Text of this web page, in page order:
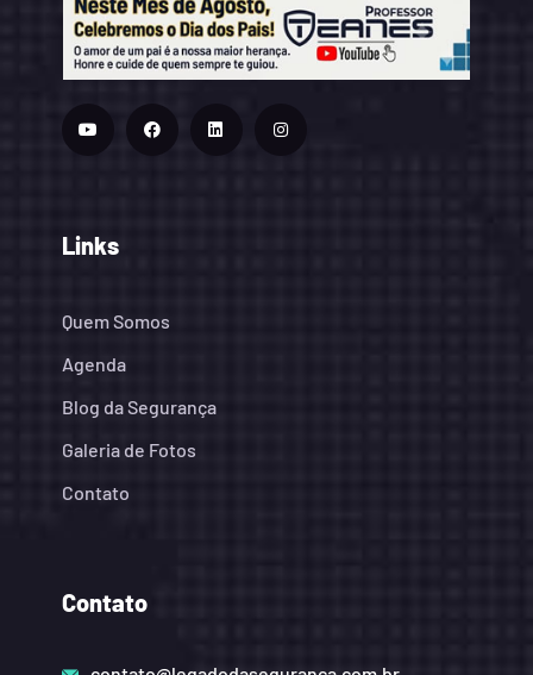
Links
Quem Somos
Agenda
Blog da Segurança
Galeria de Fotos
Contato
Contato